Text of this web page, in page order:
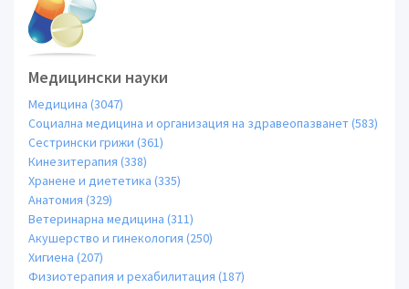
Медицински науки
Медицина (3047)
Социална медицина и организация на здравеопазванет (583)
Сестрински грижи (361)
Кинезитерапия (338)
Хранене и диететика (335)
Анатомия (329)
Ветеринарна медицина (311)
Акушерство и гинекология (250)
Хигиена (207)
Физиотерапия и рехабилитация (187)